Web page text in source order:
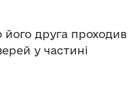
його друга проходив
у частині